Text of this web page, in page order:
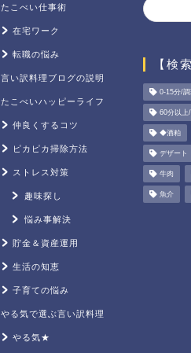
たこべい仕事術
在宅ワーク
転職の悩み
言い訳料理ブログの説明
たこべいハッピーライフ
仲良くするコツ
ピカピカ掃除方法
ストレス対策
趣味探し
悩み事解決
貯金＆資産運用
生活の知恵
子育ての悩み
やる気で選ぶ言い訳料理
やる気★
【検
0-15分/調
60分以上
◆酒粕
デザート
牛肉
魚介